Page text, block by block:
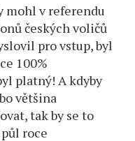
mohl v referendu
českých voličů
pro vstup, byl
100%
platný! A kdyby
většina
tak by se to
roce